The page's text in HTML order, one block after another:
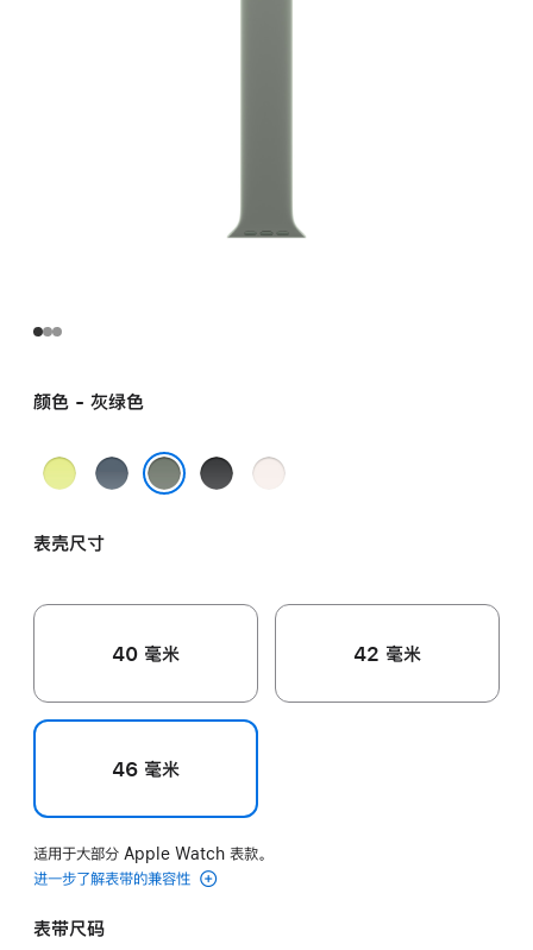
颜色 - 灰绿色
霓
黄
铁
蓝
黑
淡
表壳尺寸
40 毫米 42 毫米
46 毫米
适用于大部分 Apple Watch 表款。
进一步了解表带的兼容性
表带尺码